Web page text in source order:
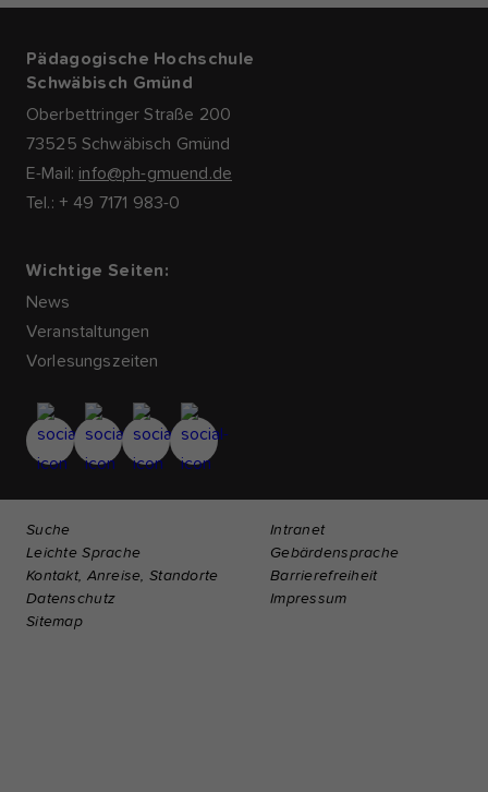
Pädagogische Hochschule
Schwäbisch Gmünd
Oberbettringer Straße 200
73525 Schwäbisch Gmünd
E-Mail: info@ph-gmuend.de
Tel.: + 49 7171 983-0
Wichtige Seiten:
News
Veranstaltungen
Vorlesungszeiten
Suche
Intranet
Leichte Sprache
Gebärdensprache
Kontakt, Anreise, Standorte
Barrierefreiheit
Datenschutz
Impressum
Sitemap